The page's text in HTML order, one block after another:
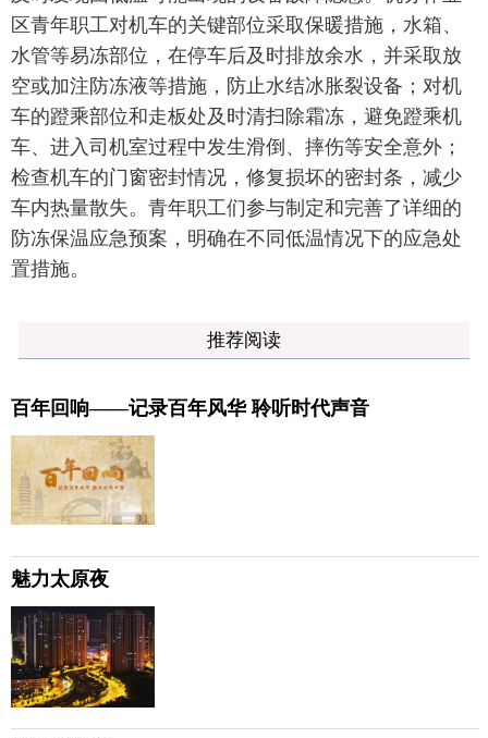
区青年职工对机车的关键部位采取保暖措施，水箱、
水管等易冻部位，在停车后及时排放余水，并采取放
空或加注防冻液等措施，防止水结冰胀裂设备；对机
车的蹬乘部位和走板处及时清扫除霜冻，避免蹬乘机
车、进入司机室过程中发生滑倒、摔伤等安全意外；
检查机车的门窗密封情况，修复损坏的密封条，减少
车内热量散失。青年职工们参与制定和完善了详细的
防冻保温应急预案，明确在不同低温情况下的应急处
置措施。
推荐阅读
百年回响——记录百年风华 聆听时代声音
魅力太原夜